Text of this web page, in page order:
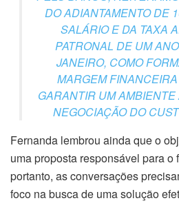
DO ADIANTAMENTO DE
SALÁRIO E DA TAXA
PATRONAL DE UM
JANEIRO, COMO
MARGEM
GARANTIR UM
NEGOCIAÇÃO DO
Fernanda lembrou ainda que o
uma proposta responsável para o
portanto, as conversações
foco na busca de uma solução